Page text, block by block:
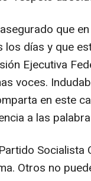
que
los días y que
Ejecutiva
voces.
en este
a las
Socialista
Otros no